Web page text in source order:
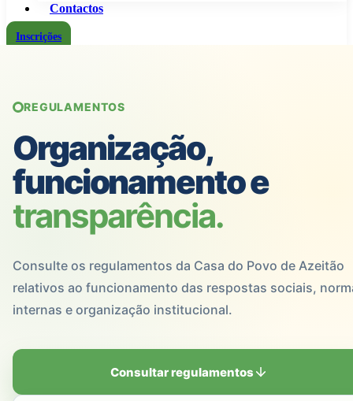
Contactos
Inscrições
REGULAMENTOS
Organização,
funcionamento e
transparência.
Consulte os regulamentos da Casa do Povo de Azeitão
relativos ao funcionamento das respostas sociais,
internas e organização institucional.
Consultar regulamentos